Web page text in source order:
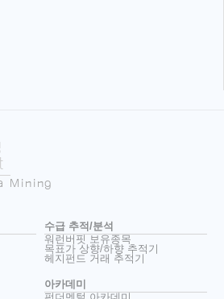
Mining
수급 추적/분석
워런버핏 보유종목
목표가 상향/하향 추적기
헤지펀드 거래 추적기
아카데미